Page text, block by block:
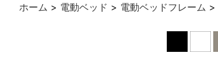
ホーム > 電動ベッド > 電動ベッドフレーム >